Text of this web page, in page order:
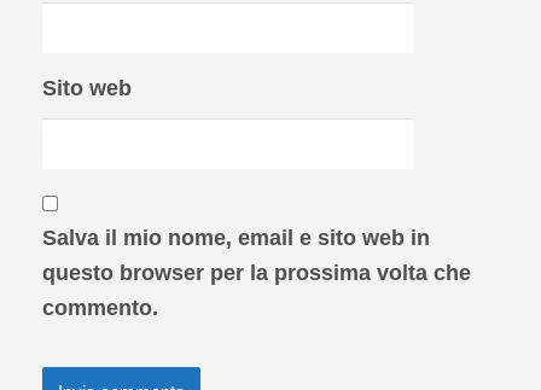
Sito web
Salva il mio nome, email e sito web in
questo browser per la prossima volta che
commento.